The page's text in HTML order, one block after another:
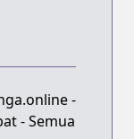
-
- Semua